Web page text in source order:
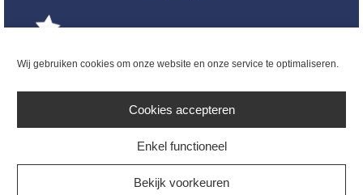
Wij gebruiken cookies om onze website en onze service te optimaliseren.
Cookies accepteren
Enkel functioneel
Bekijk voorkeuren